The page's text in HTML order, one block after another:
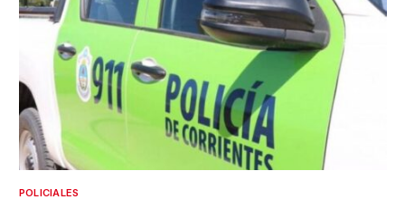
POLICIALES